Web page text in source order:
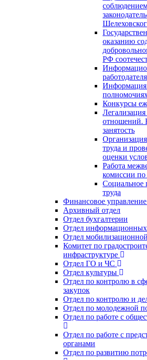
оказанию
РФ
работодателя
Информация
Конкурсы
отношений.
занятость
труда и
оценки
Работа
комиссии по
Социальное
труда
Финансовое управление
Архивный отдел
Отдел бухгалтерии
Отдел информационных
Отдел
Комитет по
инфраструктуре
Отдел ГО и ЧС
Отдел культуры
Отдел по контролю в
закупок
Отдел по контролю и
Отдел по молодежной
Отдел по работе с
Отдел по работе с
органами
Отдел по развитию